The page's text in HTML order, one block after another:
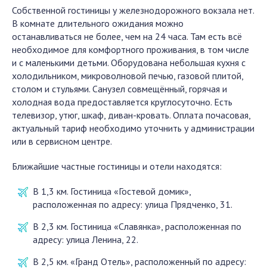
Собственной гостиницы у железнодорожного вокзала нет.
В комнате длительного ожидания можно
останавливаться не более, чем на 24 часа. Там есть всё
необходимое для комфортного проживания, в том числе
и с маленькими детьми. Оборудована небольшая кухня с
холодильником, микроволновой печью, газовой плитой,
столом и стульями. Санузел совмещённый, горячая и
холодная вода предоставляется круглосуточно. Есть
телевизор, утюг, шкаф, диван-кровать. Оплата почасовая,
актуальный тариф необходимо уточнить у администрации
или в сервисном центре.
Ближайшие частные гостиницы и отели находятся:
В 1,3 км. Гостиница «Гостевой домик»,
расположенная по адресу: улица Прядченко, 31.
В 2,3 км. Гостиница «Славянка», расположенная по
адресу: улица Ленина, 22.
В 2,5 км. «Гранд Отель», расположенный по адресу: